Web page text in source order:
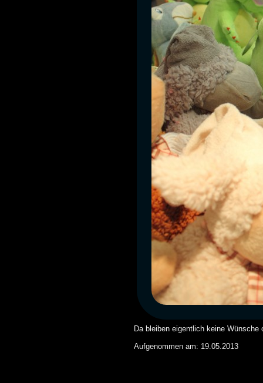
Da bleiben eigentlich keine Wünsche
Aufgenommen am: 19.05.2013